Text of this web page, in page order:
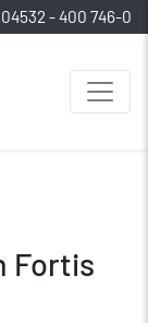
04532 - 400 746-0
Fortis